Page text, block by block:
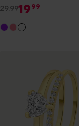
dames
29.9919 99